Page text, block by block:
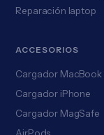
Reparación laptop
ACCESORIOS
Cargador MacBook
Cargador iPhone
Cargador MagSafe